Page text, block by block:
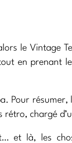
le Vintage
en prenant
Pour
rétro, chargé
et là, les